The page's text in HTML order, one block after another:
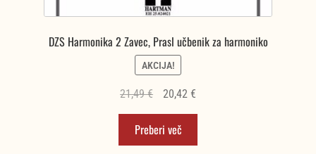
DZS Harmonika 2 Zavec, Prasl učbenik za harmoniko
AKCIJA!
21,49€
Izvirna
cena
je
bila:
20,42 €Trenutna
cena
20,42 €.
Preberi več